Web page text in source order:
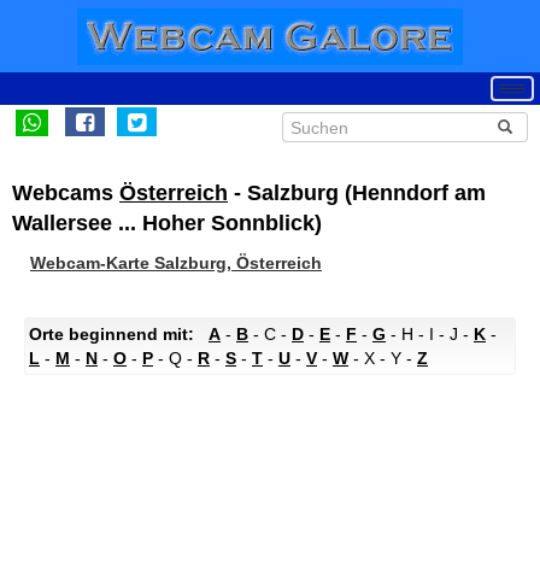
Webcams Österreich - Salzburg (Henndorf am
Wallersee ... Hoher Sonnblick)
Webcam-Karte Salzburg, Österreich
Orte beginnend mit: A - B - C - D - E - F - G - H - I - J - K -
L - M - N - O - P - Q - R - S - T - U - V- W - X - Y - Z